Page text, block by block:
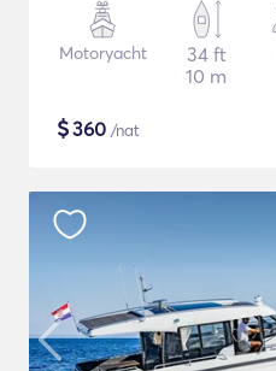
Motoryacht
34 ft
10 m
$360 /nat